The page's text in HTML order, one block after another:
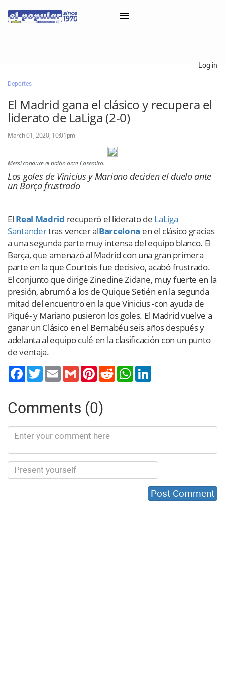
Classifieds
Categorías
Iniciar sesión con Clascal
×
Log in
Deportes
El Madrid gana el clásico y recupera el
liderato de LaLiga (2-0)
March 01, 2020, 10:01pm
Messi conduce el balón ante Casemiro.
Los goles de Vinicius y Mariano deciden el duelo ante
un Barça frustrado
El Real Madrid recuperó el liderato de LaLiga
Santandertras vencer alBarcelona en el clásico gracias
a una segunda parte muy intensa del equipo blanco. El
Barça, que amenazó al Madrid con una gran primera
parte en la que Courtois fue decisivo, acabó frustrado.
El conjunto que dirige Zinedine Zidane, muy fuerte en la
presión, abrumó a los de Quique Setién en la segunda
mitad del encuentro en la que Vinicius -con ayuda de
Piqué- y Mariano pusieron los goles. El Madrid vuelve a
ganar un Clásico en el Bernabéu seis años después y
adelanta al equipo culé en la clasificación con un punto
de ventaja.
TwitterEmail Gmail PinterestReddit WhatsApp
Comments (0)